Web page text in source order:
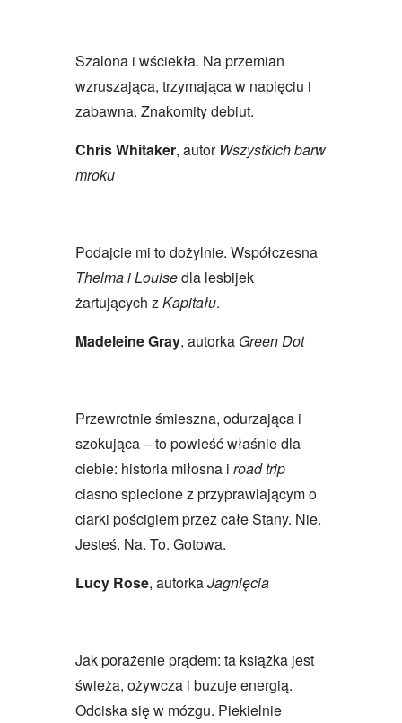
Szalona i wściekła. Na przemian
wzruszająca, trzymająca w napięciu i
zabawna. Znakomity debiut.
Chris Whitaker, autor Wszystkich barw
mroku
Podajcie mi to dożylnie. Współczesna
Thelma i Louisedla lesbijek
żartujących zKapitału.
Madeleine Gray, autorka Green Dot
Przewrotnie śmieszna, odurzająca i
szokująca –to powieść właśnie dla
ciebie: historia miłosna i road trip
ciasno splecione z przyprawiającym o
ciarki pościgiem przez całe Stany. Nie.
Jesteś. Na. To. Gotowa.
Lucy Rose, autorkaJagnięcia
Jak porażenie prądem: ta książka jest
świeża, ożywcza i buzuje energią.
Odciska się w mózgu. Piekielnie